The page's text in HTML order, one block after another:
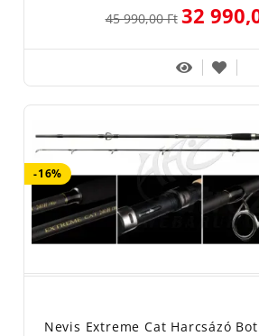
45 990,00 Ft 32
-16%
Nevis Extreme Cat Harcsázó